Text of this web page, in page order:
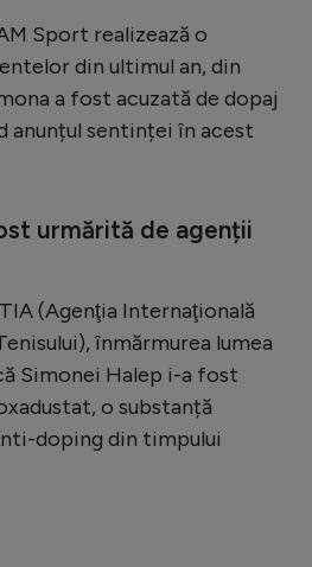
Sport realizează o
din ultimul an, din
a fost acuzată de dopaj
anunțul sentinței în acest
urmărită de agenții
(Agenţia Internaţională
înmărmurea lumea
Simonei Halep i-a fost
o substanță
doping din timpului